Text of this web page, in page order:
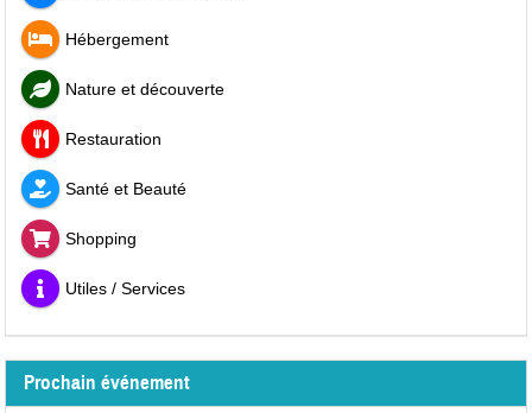
Hébergement
Nature et découverte
Restauration
Santé et Beauté
Shopping
Utiles / Services
Prochain événement